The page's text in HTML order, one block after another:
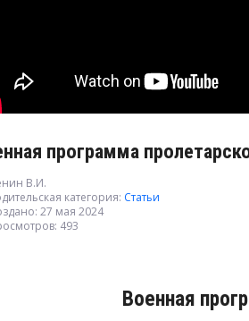
программа
В.И.
категория: Статьи
27 мая 2024
493
Военная